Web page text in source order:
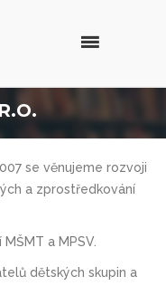
se věnujeme rozvoji
a zprostředkování
MŠMT a MPSV.
ůdětských skupin a